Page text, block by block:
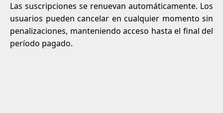
Las suscripciones se renuevan automáticamente. Los
usuarios pueden cancelar en cualquier momento sin
penalizaciones, manteniendo acceso hasta el final del
período pagado.